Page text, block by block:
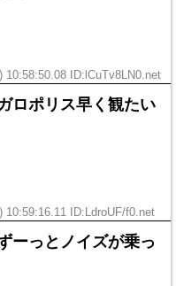
10:58:50.08 ID:lCuTv8LN0.net
ロポリス早く観たい
10:59:16.11 ID:LdroUF/f0.net
ーっとノイズが乗っ